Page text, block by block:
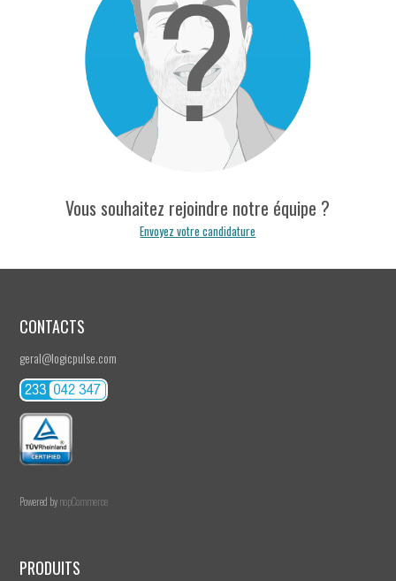
rafael.dava@logicpulse.com
Vous souhaitez rejoindre notre équipe ?
Envoyez votre candidature
CONTACTS
geral@logicpulse.com
Powered bynopCommerce
PRODUITS